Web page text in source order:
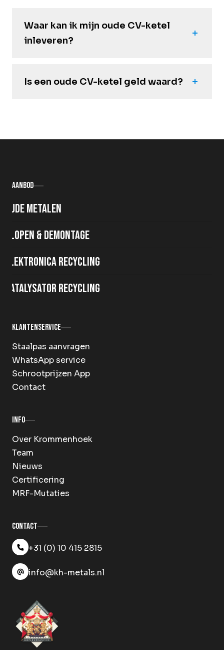
Waar kan ik mijn oude CV-ketel
inleveren?
Is een oude CV-ketel geld waard?
Aanbod
Oude metalen
Slopen & demontage
Elektronica recycling
Katalysator recycling
Klantenservice
Staalpas aanvragen
WhatsApp service
Schrootprijzen App
Contact
Info
Over Krommenhoek
Team
Nieuws
Certificering
MRF-Mutaties
Contact
+31 (0) 10 415 2815
info@kh-metals.nl